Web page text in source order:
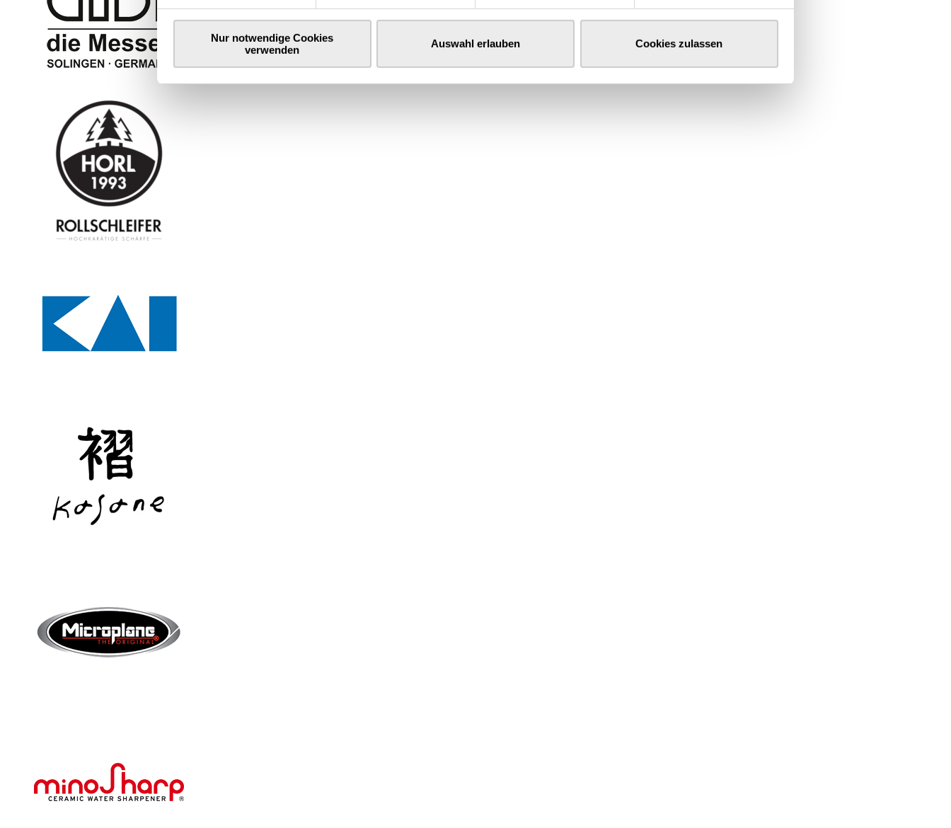
Nur notwendige Cookies
verwenden
Auswahl erlauben Cookies zulassen